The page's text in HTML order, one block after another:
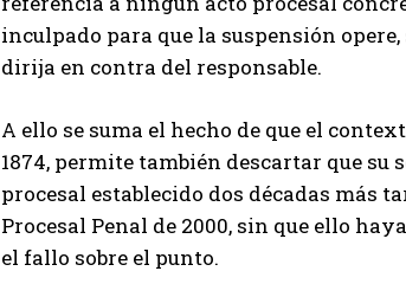
inculpado para que la suspensión
dirija en contra del responsable.
A ello se suma el hecho de que el
1874, permite también descartar que
procesal establecido dos décadas más
Procesal Penal de 2000, sin que ello
el fallo sobre el punto.